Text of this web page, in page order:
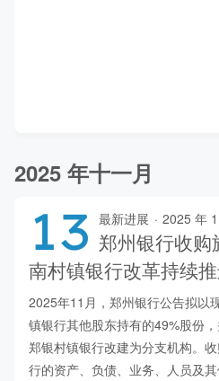
2025 年十一月
13 最新进展 · 2025 年
郑州银行收
南村镇银行改革持续
2025年11月，郑州银行公告拟以
镇银行其他股东持有的49%股份
郑银村镇银行改建为分支机构。
行的资产、负债、业务、人员及